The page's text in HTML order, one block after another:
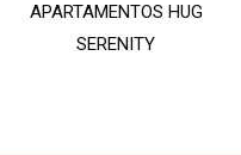
APARTAMENTOS HUG
SERENITY